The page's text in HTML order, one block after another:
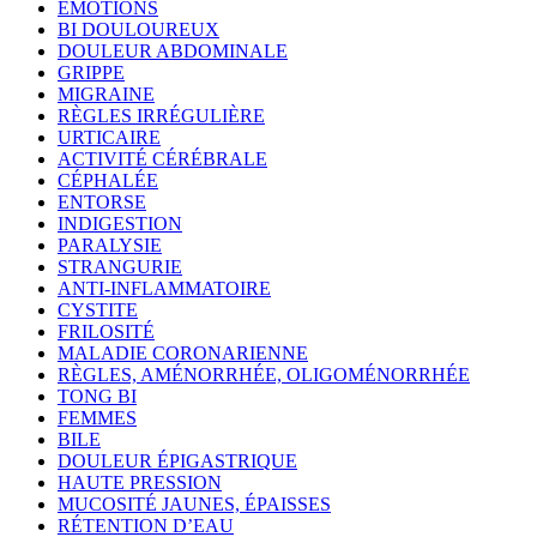
ÉMOTIONS
BI DOULOUREUX
DOULEUR ABDOMINALE
GRIPPE
MIGRAINE
RÈGLES IRRÉGULIÈRE
URTICAIRE
ACTIVITÉ CÉRÉBRALE
CÉPHALÉE
ENTORSE
INDIGESTION
PARALYSIE
STRANGURIE
ANTI-INFLAMMATOIRE
CYSTITE
FRILOSITÉ
MALADIE CORONARIENNE
RÈGLES, AMÉNORRHÉE, OLIGOMÉNORRHÉE
TONG BI
FEMMES
BILE
DOULEUR ÉPIGASTRIQUE
HAUTE PRESSION
MUCOSITÉ JAUNES, ÉPAISSES
RÉTENTION D’EAU